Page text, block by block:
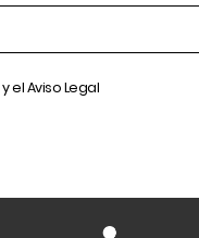
y elAviso Legal